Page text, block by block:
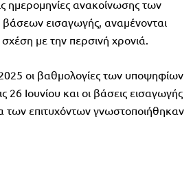
ημερομηνίες ανακοίνωσης των
εισαγωγής, αναμένονται
σχέση με την περσινή χρονιά.
2025 οι βαθμολογίες των υποψηφίων
26 Ιουνίου και οι βάσεις εισαγωγής
των επιτυχόντων γνωστοποιήθηκαν